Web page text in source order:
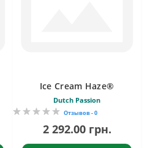
Ice Cream Haze®
Dutch Passion
Отзывов - 0
2 292.00 грн.